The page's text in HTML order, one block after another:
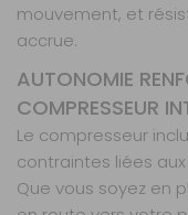
mouvement, et
accrue.
AUTONOMIE
COMPRESSEUR
Le compresseur
contraintes liées
Que vous soyez en